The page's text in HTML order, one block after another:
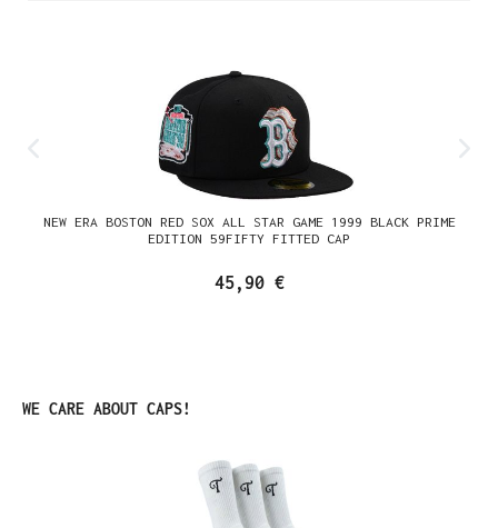
NEW ERA BOSTON RED SOX ALL STAR GAME 1999 BLACK PRIME
EDITION 59FIFTY FITTED CAP
45,90 €
Produktgalerie überspringen
WE CARE ABOUT CAPS!